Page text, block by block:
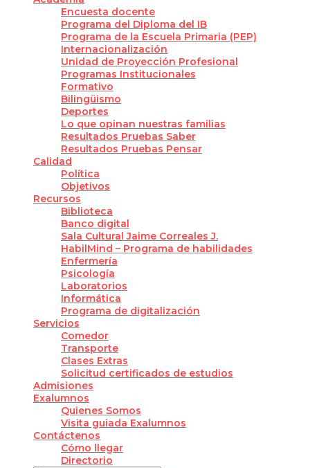
Encuesta docente
Programa del Diploma del IB
Programa de la Escuela Primaria (PEP)
Internacionalización
Unidad de Proyección Profesional
Programas Institucionales
Formativo
Bilingüismo
Deportes
Lo que opinan nuestras familias
Resultados Pruebas Saber
Resultados Pruebas Pensar
Calidad
Política
Objetivos
Recursos
Biblioteca
Banco digital
Sala Cultural Jaime Correales J.
HabilMind – Programa de habilidades
Enfermería
Psicología
Laboratorios
Informática
Programa de digitalización
Servicios
Comedor
Transporte
Clases Extras
Solicitud certificados de estudios
Admisiones
Exalumnos
Quienes Somos
Visita guiada Exalumnos
Contáctenos
Cómo llegar
Directorio